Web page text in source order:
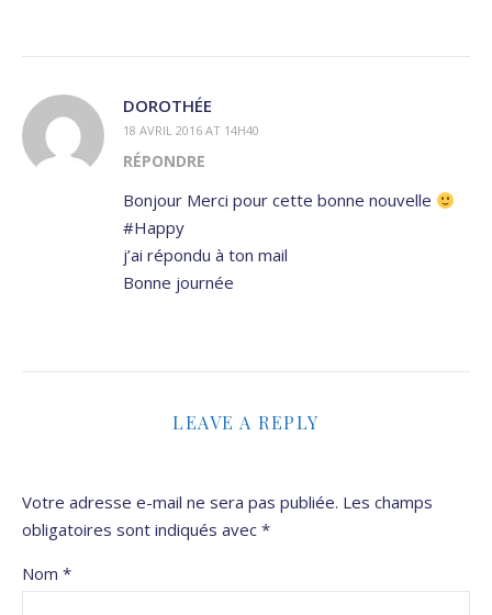
DOROTHÉE
18 AVRIL 2016 AT 14H40
RÉPONDRE
Bonjour Merci pour cette bonne nouvelle
#Happy
j’ai répondu à ton mail
Bonne journée
LEAVE A REPLY
Votre adresse e-mail ne sera pas publiée. Les champs
obligatoires sont indiqués avec *
Nom *